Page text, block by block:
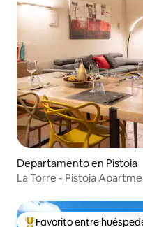
Departamento en Pistoia
La Torre - Pistoia
Favorito entre